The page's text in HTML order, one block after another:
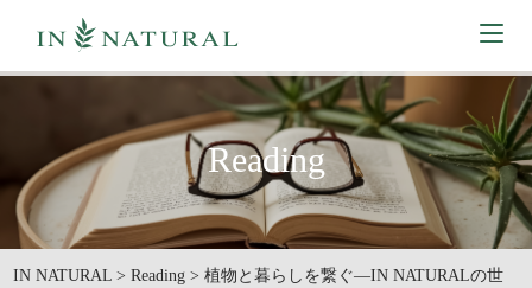
Reading
IN NATURAL >Reading >植物と暮らしを繋ぐ―IN NATURALの世